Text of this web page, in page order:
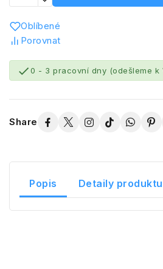
Oblíbené
Porovnat
0 - 3 pracovní dny (odešleme k
Share
Popis Detaily produktu